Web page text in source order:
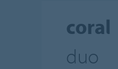
coral
duo